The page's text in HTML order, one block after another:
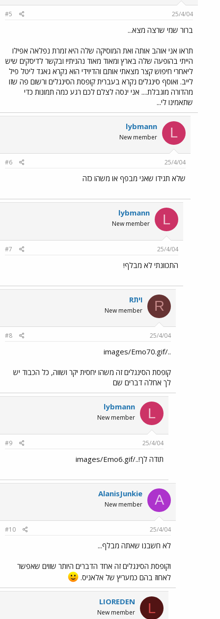
25/4/04
#5
ברור שמי שרצה מצא...
תראו אני אוהב אותה ואת המוסיקה שלה היא זמרת נפלאה אפילו
הייתי בהופעה שלה בארץ ומאוד מאוד נהניתי! ובקשר לדיסקים שיש
ליאחרי חיפוש קצר מצאתי אותם והדיוידי הוא נקרא גאגד ליטל פיל
לייב. ואוסף סינגלים נקרא בעברית קופסת הסינגלים ורשום פה שזו
מהדורה מוגבלת.... אני ינסה לצלם לכם רגע כמה תמונות כדי
שתאמינו לי...
L
lybmann
New member
25/4/04
#6
שלא תגידו שאני מבפף או משהו כזה
L
lybmann
New member
25/4/04
#7
התכוונתי לא מבלף!
R Rוית
New member
25/4/04
#8
../images/Emo70.gif
קופסת הסינגלים זה משהו יחסית יקר ושווה, כל הכבוד יש
לך אחלה דברים שם
L
lybmann
New member
25/4/04
#9
תודה לך!../images/Emo6.gif
A
AlanisJunkie
New member
25/4/04
#10
לא חשבנו שאתה מבלף...
וקופסת הסינגלים זה אחד הדברים היותר שווים שאפשר
לאחוז בהם כמעריץ של אלאניס.
L
LIOREDEN
New member